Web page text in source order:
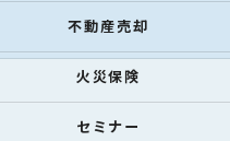
不動産売却
火災保険
セミナー